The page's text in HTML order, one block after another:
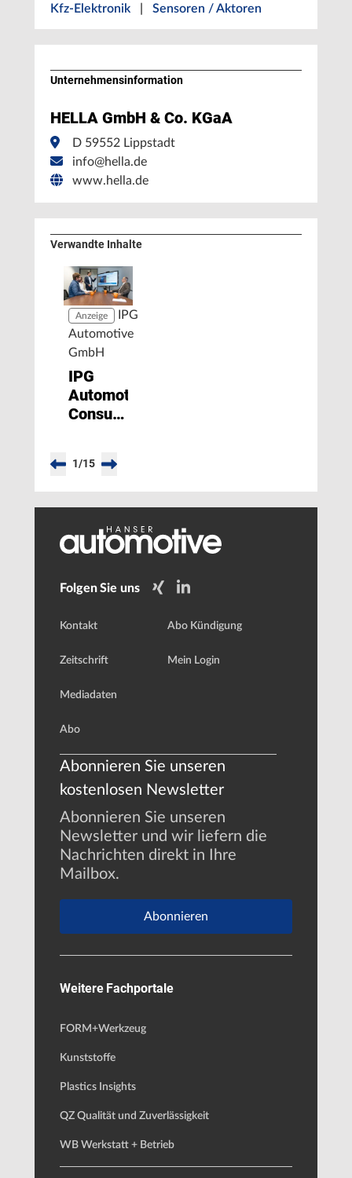
Kfz-Elektronik Sensoren / Aktoren
Unternehmens­information
HELLA GmbH & Co. KGaA
D 59552 Lippstadt
info@hella.de
www.hella.de
Verwandte Inhalte
Anzeige
IPG
Automotive
GmbH
IPG
Automotive
Consulting:
Konzept
zur
Straße
1/15
Folgen Sie uns
Kontakt
Zeitschrift
Mediadaten
Abo
Abo Kündigung
Mein Login
Abonnieren Sie unseren
kostenlosen Newsletter
Abonnieren Sie unseren
Newsletter und wir liefern die
Nachrichten direkt in Ihre
Mailbox.
Abonnieren
Weitere Fachportale
FORM+Werkzeug
Kunststoffe
Plastics Insights
QZ Qualität und Zuverlässigkeit
WB Werkstatt + Betrieb